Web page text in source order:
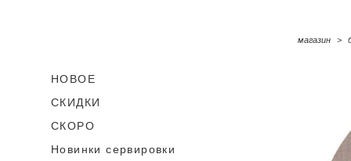
НОВОЕ
СКИДКИ
СКОРО
Новинки сервировки
магазин >